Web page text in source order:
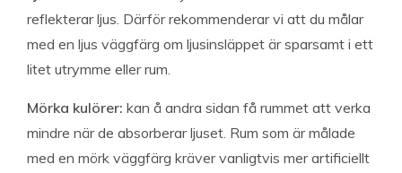
reflekterar ljus. Därför rekommenderar vi att du målar
med en ljus väggfärg om ljusinsläppet är sparsamt i ett
litet utrymme eller rum.
Mörka kulörer: kan å andra sidan få rummet att verka
mindre när de absorberar ljuset. Rum som är målade
med en mörk väggfärg kräver vanligtvis mer artificiellt